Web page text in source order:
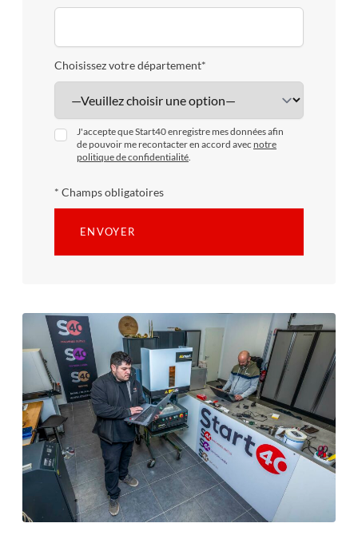
Choisissez votre département*
J'accepte que Start40 enregistre mes données afin
de pouvoir me recontacter en accord avec notre
politique de confidentialité.
* Champs obligatoires